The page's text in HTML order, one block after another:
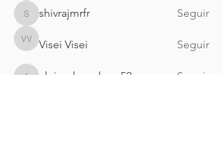
shivrajmrfr
shivrajmrfr Seguir
Visei Visei
Visei Visei Seguir
alejandrogalarza52 Seguir